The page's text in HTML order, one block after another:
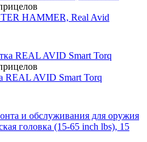
HAMMER, Real Avid
REAL AVID Smart Torq